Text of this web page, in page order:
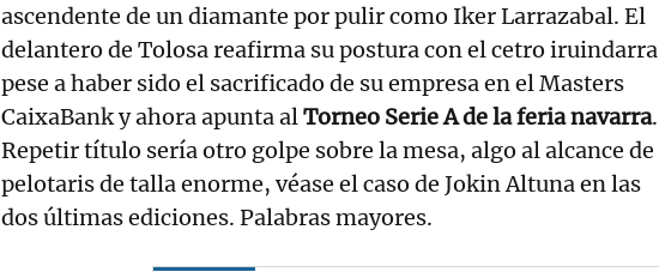
ascendente de un diamante por pulir como Iker Larrazabal. El
delantero de Tolosa reafirma su postura con el cetro iruindarra
pese a haber sido el sacrificado de su empresa en el Masters
CaixaBank y ahora apunta alTorneo Serie A de la feria navarra.
Repetir título sería otro golpe sobre la mesa, algo al alcance de
pelotaris de talla enorme, véase el caso de Jokin Altuna en las
dos últimas ediciones. Palabras mayores.